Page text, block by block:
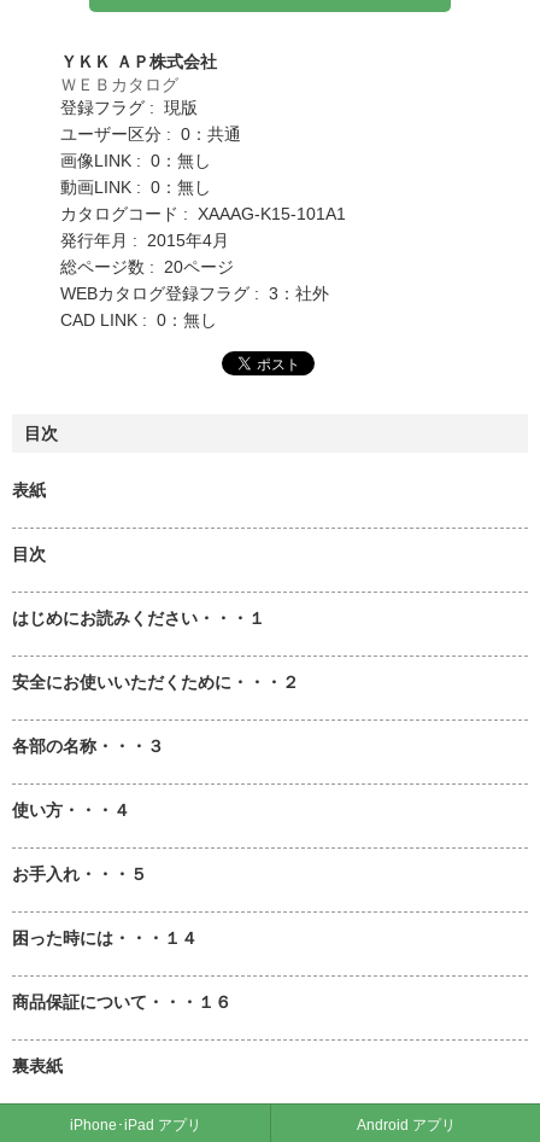
ＹＫＫ ＡＰ株式会社
ＷＥＢカタログ
登録フラグ : 現版
ユーザー区分 : 0：共通
画像LINK : 0：無し
動画LINK : 0：無し
カタログコード : XAAAG-K15-101A1
発行年月 : 2015年4月
総ページ数 : 20ページ
WEBカタログ登録フラグ : 3：社外
CAD LINK : 0：無し
目次
表紙
目次
はじめにお読みください・・・１
安全にお使いいただくために・・・２
各部の名称・・・３
使い方・・・４
お手入れ・・・５
困った時には・・・１４
商品保証について・・・１６
裏表紙
iPhone･iPad アプリ Android アプリ